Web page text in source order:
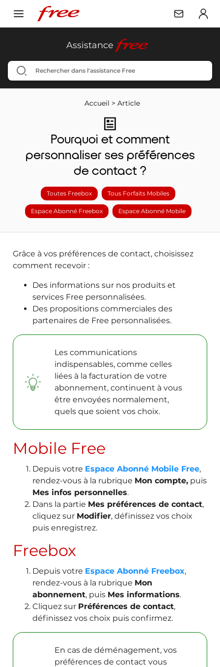
Assistance free
Accueil > Article
Pourquoi et comment
personnaliser ses préférences
de contact ?
Toutes Freebox Tous Forfaits Mobiles
Espace Abonné Freebox Espace Abonné Mobile
Grâce à vos préférences de contact, choisissez
comment recevoir :
Des informations sur nos produits et
services Free personnalisées.
Des propositions commerciales des
partenaires de Free personnalisées.
Les communications
indispensables, comme celles
liées à la facturation de votre
abonnement, continuent à vous
être envoyées normalement,
quels que soient vos choix.
Mobile Free
Depuis votre Espace Abonné Mobile Free,
rendez-vous à la rubrique Mon compte, puis
Mes infos personnelles.
Dans la partie Mes préférences de contact,
cliquez sur Modifier, définissez vos choix
puis enregistrez.
Freebox
Depuis votre Espace Abonné Freebox,
rendez-vous à la rubrique Mon
abonnement, puis Mes informations.
Cliquez sur Préférences de contact,
définissez vos choix puis confirmez.
En cas de déménagement, vos
préférences de contact vous